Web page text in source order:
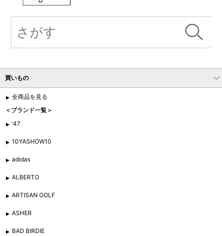
買いもの
全商品を見る
＜ブランド一覧＞
'47
10YASHOW10
adidas
ALBERTO
ARTISAN GOLF
ASHER
BAD BIRDIE